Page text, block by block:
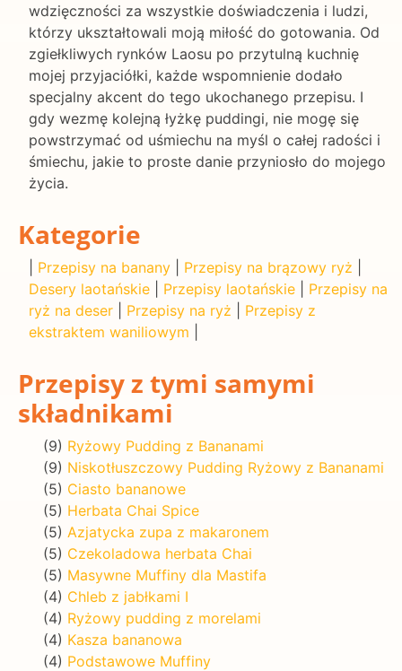
wdzięczności za wszystkie doświadczenia i ludzi,
którzy ukształtowali moją miłość do gotowania. Od
zgiełkliwych rynków Laosu po przytulną kuchnię
mojej przyjaciółki, każde wspomnienie dodało
specjalny akcent do tego ukochanego przepisu. I
gdy wezmę kolejną łyżkę puddingi, nie mogę się
powstrzymać od uśmiechu na myśl o całej radości i
śmiechu, jakie to proste danie przyniosło do mojego
życia.
Kategorie
Przepisy na banany Przepisy na brązowy ryż
Desery laotańskie
Przepisy laotańskie
Przepisy na
ryż na deser
Przepisy na ryż
Przepisy z
ekstraktem waniliowym
Przepisy z tymi samymi
składnikami
(9) Ryżowy Pudding z Bananami
(9) Niskotłuszczowy Pudding Ryżowy z Bananami
(5) Ciasto bananowe
(5) Herbata Chai Spice
(5) Azjatycka zupa z makaronem
(5) Czekoladowa herbata Chai
(5) Masywne Muffiny dla Mastifa
(4) Chleb z jabłkami I
(4) Ryżowy pudding z morelami
(4) Kasza bananowa
(4) Podstawowe Muffiny